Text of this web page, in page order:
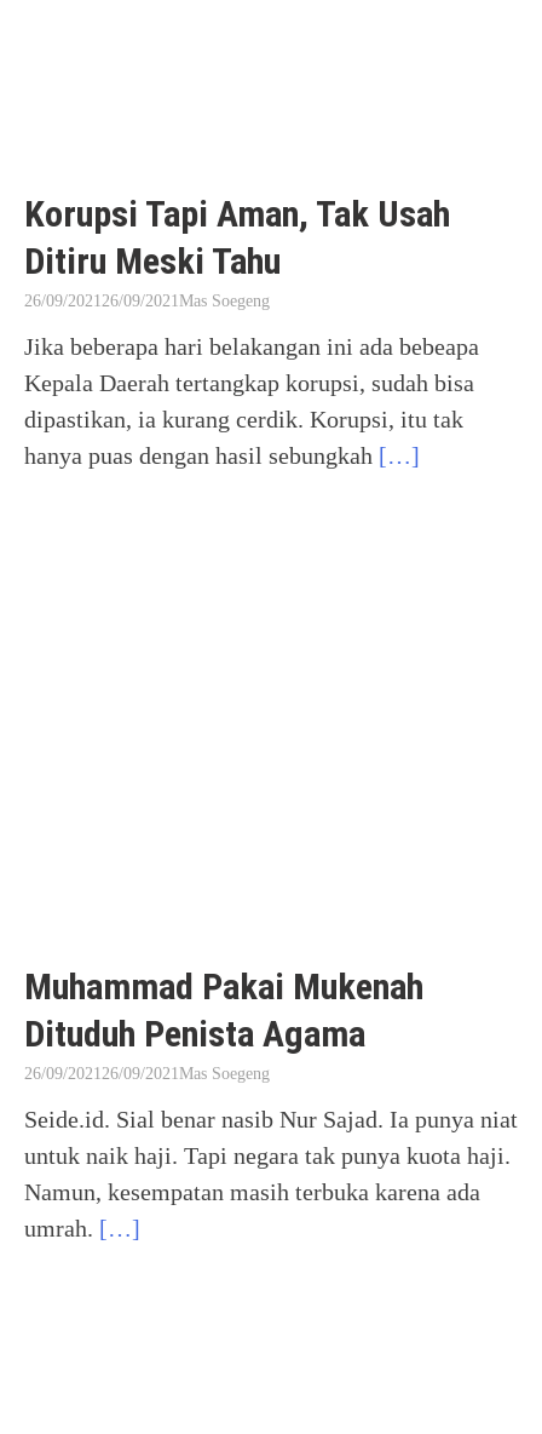
Korupsi Tapi Aman, Tak Usah
Ditiru Meski Tahu
26/09/202126/09/2021Mas Soegeng
Jika beberapa hari belakangan ini ada bebeapa
Kepala Daerah tertangkap korupsi, sudah bisa
dipastikan, ia kurang cerdik. Korupsi, itu tak
hanya puas dengan hasil sebungkah […]
Muhammad Pakai Mukenah
Dituduh Penista Agama
26/09/202126/09/2021Mas Soegeng
Seide.id. Sial benar nasib Nur Sajad. Ia punya niat
untuk naik haji. Tapi negara tak punya kuota haji.
Namun, kesempatan masih terbuka karena ada
umrah. […]